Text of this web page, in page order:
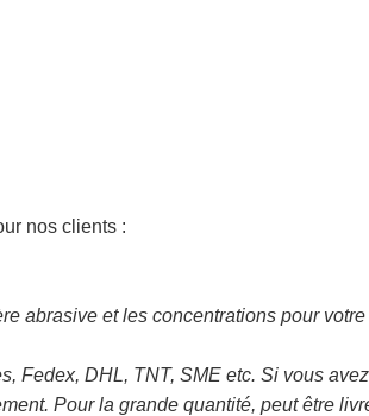
nos clients :
abrasive et les concentrations pour
Fedex, DHL, TNT, SME etc. Si vous
Pour la grande quantité, peut être